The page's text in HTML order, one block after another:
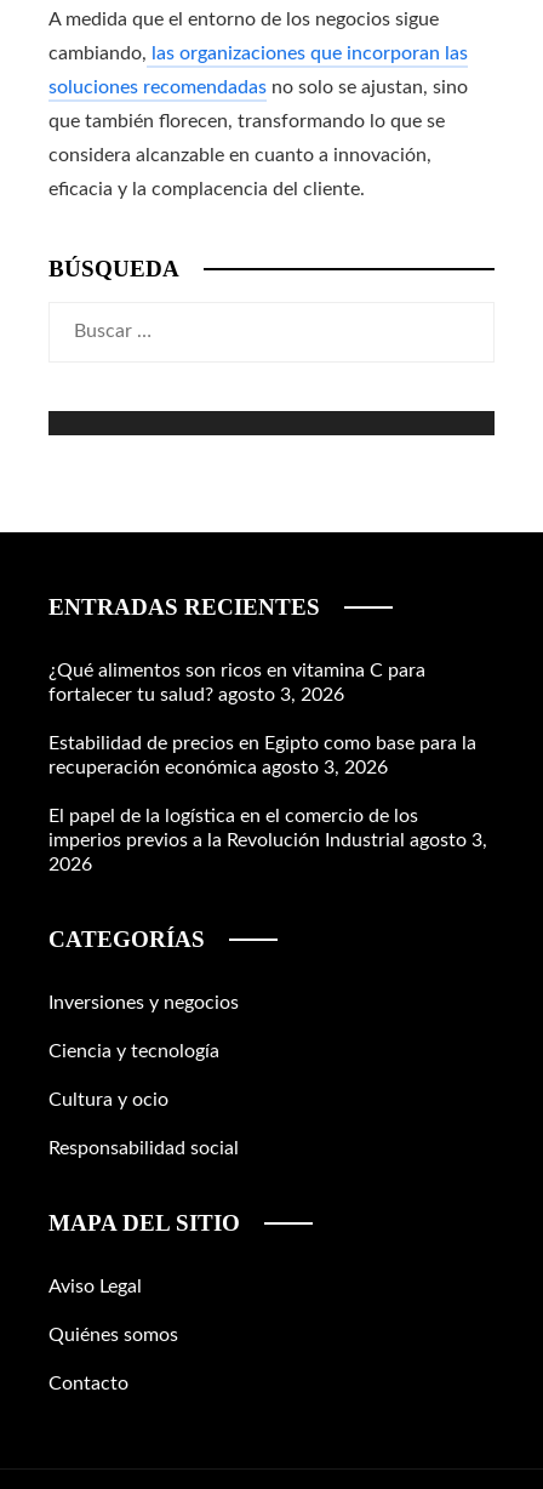
A medida que el entorno de los negocios sigue
cambiando, las organizaciones que incorporan las
soluciones recomendadas no solo se ajustan, sino
que también florecen, transformando lo que se
considera alcanzable en cuanto a innovación,
eficacia y la complacencia del cliente.
BÚSQUEDA
ENTRADAS RECIENTES
¿Qué alimentos son ricos en vitamina C para
fortalecer tu salud? agosto 3, 2026
Estabilidad de precios en Egipto como base para la
recuperación económica agosto 3, 2026
El papel de la logística en el comercio de los
imperios previos a la Revolución Industrial agosto 3,
2026
CATEGORÍAS
Inversiones y negocios
Ciencia y tecnología
Cultura y ocio
Responsabilidad social
MAPA DEL SITIO
Aviso Legal
Quiénes somos
Contacto